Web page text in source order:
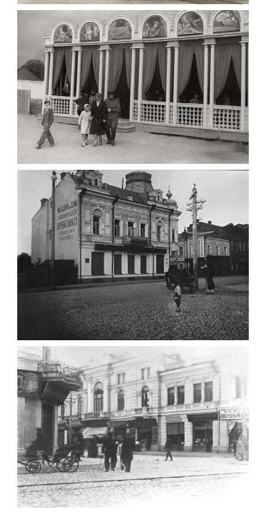
1903
Фото Житомира період
до 1917 року
Leave a comment
ПАВІЛЬЙОН МОРОЗИВА ЖИТОМИР 1947
Фото Житомир (1945-
1960)
Leave a comment
ФОТО ЖИТОМИРА 1905 ВУЛ.
МИХАЙЛІВСЬКА-СКОРУЛЬСЬКОГО
Фото Житомира період
до 1917 року
Leave a comment
ЖИТОМИР МИХАЙЛІВСЬКА 1903 РОКУ